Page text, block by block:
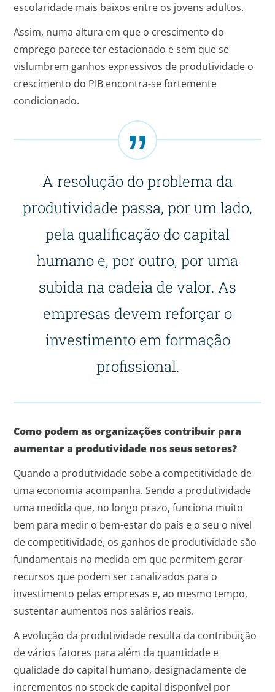
escolaridade mais baixos entre os jovens adultos.
Assim, numa altura em que o crescimento do
emprego parece ter estacionado e sem que se
vislumbrem ganhos expressivos de produtividade o
crescimento do PIB encontra-se fortemente
condicionado.
A resolução do problema da
produtividade passa, por um lado,
pela qualificação do capital
humano e, por outro, por uma
subida na cadeia de valor. As
empresas devem reforçar o
investimento em formação
profissional.
Como podem as organizações contribuir para
aumentar a produtividade nos seus setores?
Quando a produtividade sobe a competitividade de
uma economia acompanha. Sendo a produtividade
uma medida que, no longo prazo, funciona muito
bem para medir o bem-estar do país e o seu o nível
de competitividade, os ganhos de produtividade são
fundamentais na medida em que permitem gerar
recursos que podem ser canalizados para o
investimento pelas empresas e, ao mesmo tempo,
sustentar aumentos nos salários reais.
A evolução da produtividade resulta da contribuição
de vários fatores para além da quantidade e
qualidade do capital humano, designadamente de
incrementos no stock de capital disponível por